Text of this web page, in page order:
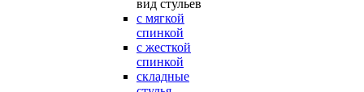
вид стульев
с мягкой
спинкой
с жесткой
спинкой
складные